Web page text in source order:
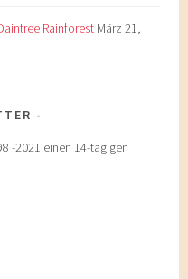
Rainforest März 21,
-2021 einen 14-tägigen